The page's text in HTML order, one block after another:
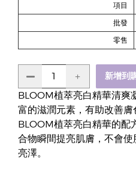
BLOOM植萃亮白精華清爽
富的滋潤元素，有助改善膚
BLOOM植萃亮白精華的
合物瞬間提亮肌膚，不會
亮澤。
項目
批發
零售
新增到